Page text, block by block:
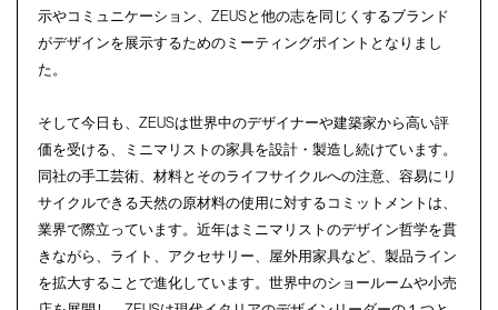
示やコミュニケーション、ZEUSと他の志を同じくするブランド
がデザインを展示するためのミーティングポイントとなりまし
た。
そして今日も、ZEUSは世界中のデザイナーや建築家から高い評
価を受ける、ミニマリストの家具を設計・製造し続けています。
同社の手工芸術、材料とそのライフサイクルへの注意、容易にリ
サイクルできる天然の原材料の使用に対するコミットメントは、
業界で際立っています。近年はミニマリストのデザイン哲学を貫
きながら、ライト、アクセサリー、屋外用家具など、製品ライン
を拡大することで進化しています。世界中のショールームや小売